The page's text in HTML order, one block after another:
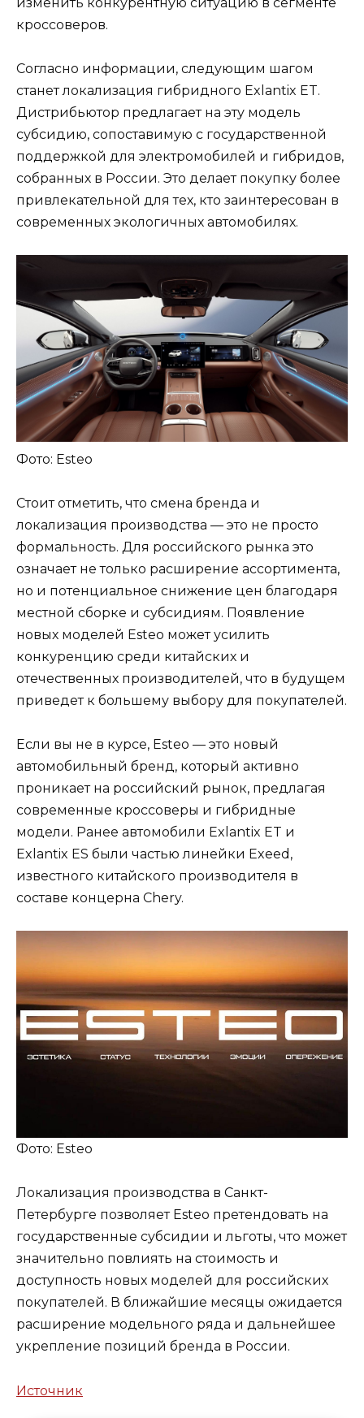
кроссоверов.
Согласно информации, следующим шагом
станет локализация гибридного Exlantix ET.
Дистрибьютор предлагает на эту модель
субсидию, сопоставимую с государственной
поддержкой для электромобилей и гибридов,
собранных в России. Это делает покупку более
привлекательной для тех, кто заинтересован в
современных экологичных автомобилях.
Фото: Esteo
Стоит отметить, что смена бренда и
локализация производства — это не просто
формальность. Для российского рынка это
означает не только расширение ассортимента,
но и потенциальное снижение цен благодаря
местной сборке и субсидиям. Появление
новых моделей Esteo может усилить
конкуренцию среди китайских и
отечественных производителей, что в будущем
приведет к большему выбору для покупателей.
Если вы не в курсе, Esteo — это новый
автомобильный бренд, который активно
проникает на российский рынок, предлагая
современные кроссоверы и гибридные
модели. Ранее автомобили Exlantix ET и
Exlantix ES были частью линейки Exeed,
известного китайского производителя в
составе концерна Chery.
Фото: Esteo
Локализация производства в Санкт-
Петербурге позволяет Esteo претендовать на
государственные субсидии и льготы, что может
значительно повлиять на стоимость и
доступность новых моделей для российских
покупателей. В ближайшие месяцы ожидается
расширение модельного ряда и дальнейшее
укрепление позиций бренда в России.
Источник